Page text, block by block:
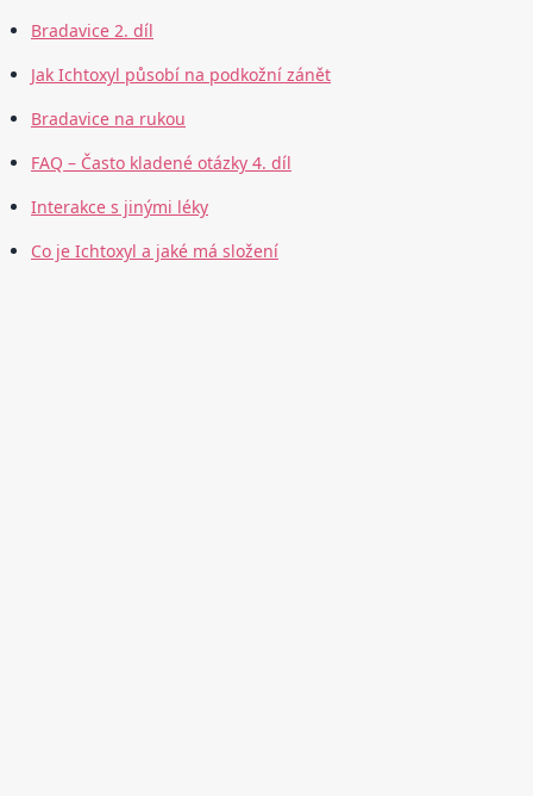
Bradavice 2. díl
Jak Ichtoxyl působí na podkožní zánět
Bradavice na rukou
FAQ – Často kladené otázky 4. díl
Interakce s jinými léky
Co je Ichtoxyl a jaké má složení